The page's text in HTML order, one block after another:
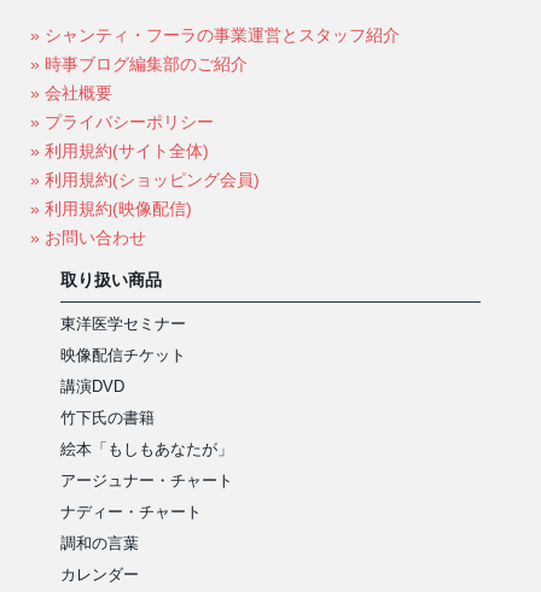
» シャンティ・フーラの事業運営とスタッフ紹介
» 時事ブログ編集部のご紹介
» 会社概要
» プライバシーポリシー
» 利用規約(サイト全体)
» 利用規約(ショッピング会員)
» 利用規約(映像配信)
» お問い合わせ
取り扱い商品
東洋医学セミナー
映像配信チケット
講演DVD
竹下氏の書籍
絵本「もしもあなたが」
アージュナー・チャート
ナディー・チャート
調和の言葉
カレンダー